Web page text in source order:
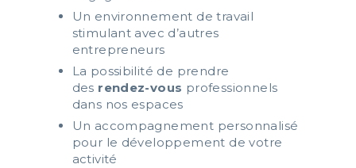
Un environnement de travail
stimulant avec d’autres
entrepreneurs
La possibilité de prendre
des rendez-vous professionnels
dans nos espaces
Un accompagnement personnalisé
pour le développement de votre
activité